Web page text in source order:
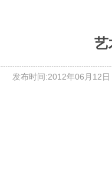
艺
发布时间:2012年06月12